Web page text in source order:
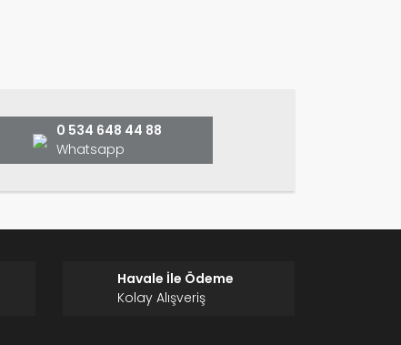
0 534 648 44 88
Whatsapp
Havale İle Ödeme
Kolay Alışveriş